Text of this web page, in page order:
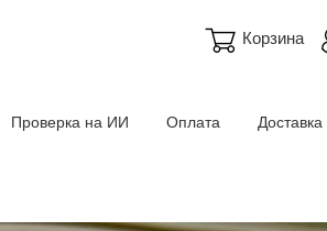
Корзина
Проверка на ИИ Оплата Доставка